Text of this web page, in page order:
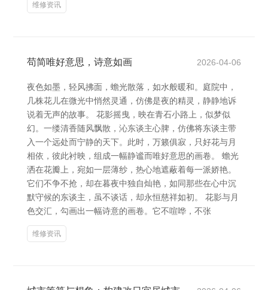
维修资讯
苟简唯好意思，诗意如画 2026-04-06
夜色如墨，轻风拂面，蟾光散落，如水般暖和。庭院中，
几株花儿在微光中悄然灵通，仿佛是夜的精灵，静静地诉
说着无声的故事。 花影摇曳，映在青石小路上，似梦似
幻。一缕清香随风飘散，沁东谈主心脾，仿佛将东谈主带
入一个远处而宁静的天下。此时，万籁俱寂，只好花与月
相依，彼此衬映，组成一幅静谧而唯好意思的画卷。 蟾光
洒在花瓣上，宛如一层薄纱，热心地遮蔽着每一派娇艳。
它们不争不抢，却在暮夜中独自灿艳，如同那些在心中沉
默守候的东谈主，虽不谈话，却永恒慈祥如初。 花影与月
色交汇，勾画出一幅诗意的画卷。它不喧哗，不张
维修资讯